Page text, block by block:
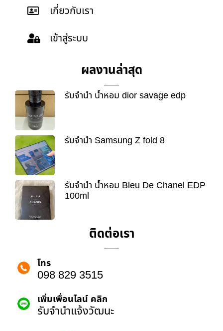
เกี่ยวกับเรา
เข้าสู่ระบบ
ผลงานล่าสุด
รับจำนำ น้ำหอม dior savage edp
รับจำนำ Samsung Z fold 8
รับจำนำ น้ำหอม Bleu De Chanel EDP
100ml
ติดต่อเรา
โทร
098 829 3515
เพิ่มเพื่อนไลน์ คลิก
รับจํานําแจ้งวัฒนะ